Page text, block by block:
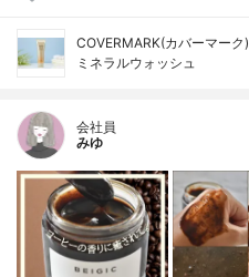
COVERMARK(カバーマーク)
ミネラルウォッシュ
会社員
みゆ